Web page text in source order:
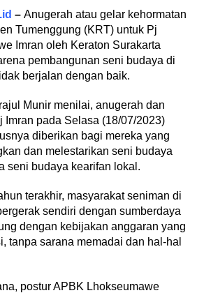
– Anugerah atau gelar kehormatan
Tumenggung (KRT) untuk Pj
Imran oleh Keraton Surakarta
pembangunan seni budaya di
berjalan dengan baik.
Munir menilai, anugerah dan
Imran pada Selasa (18/07/2023)
diberikan bagi mereka yang
dan melestarikan seni budaya
seni budaya kearifan lokal.
terakhir, masyarakat seniman di
sendiri dengan sumberdaya
dengan kebijakan anggaran yang
tanpa sarana memadai dan hal-hal
postur APBK Lhokseumawe